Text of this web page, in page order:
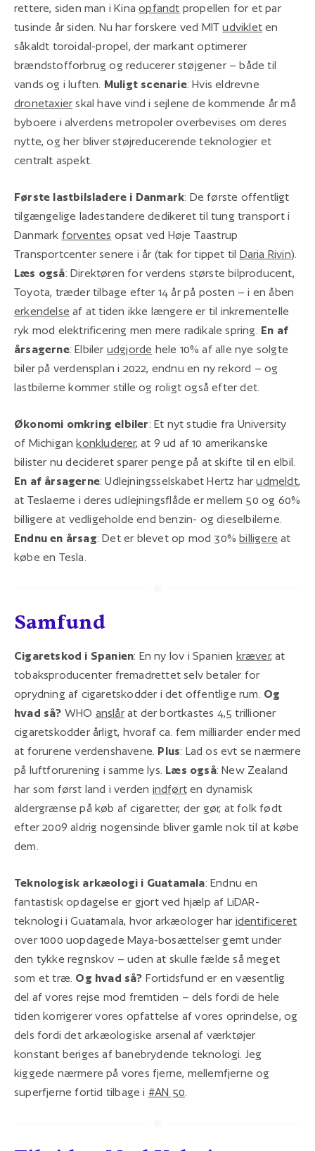
rettere, siden man i Kinaopfandt propellen for et par
tusinde år siden. Nu har forskere ved MITudviklet en
såkaldt toroidal-propel, der markant optimerer
brændstofforbrug og reducerer støjgener – både til
vands og i luften. Muligt scenarie: Hvis eldrevne
dronetaxierskal have vind i sejlene de kommende år må
byboere i alverdens metropoler overbevises om deres
nytte, og her bliver støjreducerende teknologier et
centralt aspekt.
Første lastbilsladere i Danmark: De første offentligt
tilgængelige ladestandere dedikeret til tung transport i
Danmark forventes opsat ved Høje Taastrup
Transportcenter senere i år (tak for tippet til Daria Rivin).
Læs også: Direktøren for verdens største bilproducent,
Toyota, træder tilbage efter 14 år på posten – i en åben
erkendelse af at tiden ikke længere er til inkrementelle
ryk mod elektrificering men mere radikale spring. En af
årsagerne: Elbiler udgjorde hele 10% af alle nye solgte
biler på verdensplan i 2022, endnu en ny rekord – og
lastbilerne kommer stille og roligt også efter det.
Økonomi omkring elbiler: Et nyt studie fra University
of Michigankonkluderer, at 9 ud af 10 amerikanske
bilister nu decideret sparer penge på at skifte til en elbil.
En af årsagerne: Udlejningsselskabet Hertz harudmeldt,
at Teslaerne i deres udlejningsflåde er mellem 50 og 60%
billigere at vedligeholde end benzin- og dieselbilerne.
Endnu en årsag: Det er blevet op mod 30%billigere at
købe en Tesla.
Samfund
Cigaretskod i Spanien: En ny lov i Spanien kræver, at
tobaksproducenter fremadrettet selv betaler for
oprydning af cigaretskodder i det offentlige rum. Og
hvad så? WHO anslårat der bortkastes 4,5 trillioner
cigaretskodder årligt, hvoraf ca. fem milliarder ender med
at forurene verdenshavene. Plus: Lad os evt se nærmere
på luftforurening i samme lys. Læs også: New Zealand
har som først land i verden indført en dynamisk
aldergrænse på køb af cigaretter, der gør, at folk født
efter 2009 aldrig nogensinde bliver gamle nok til at købe
dem.
Teknologisk arkæologi i Guatamala: Endnu en
fantastisk opdagelse er gjort ved hjælp af LiDAR-
teknologi i Guatamala, hvor arkæologer har identificeret
over 1000 uopdagede Maya-bosættelser gemt under
den tykke regnskov – uden at skulle fælde så meget
som et træ. Og hvad så? Fortidsfund er en væsentlig
del af vores rejse mod fremtiden – dels fordi de hele
tiden korrigerer vores opfattelse af vores oprindelse, og
dels fordi det arkæologiske arsenal af værktøjer
konstant beriges af banebrydende teknologi. Jeg
kiggede nærmere på vores fjerne, mellemfjerne og
superfjerne fortid tilbage i #AN 50